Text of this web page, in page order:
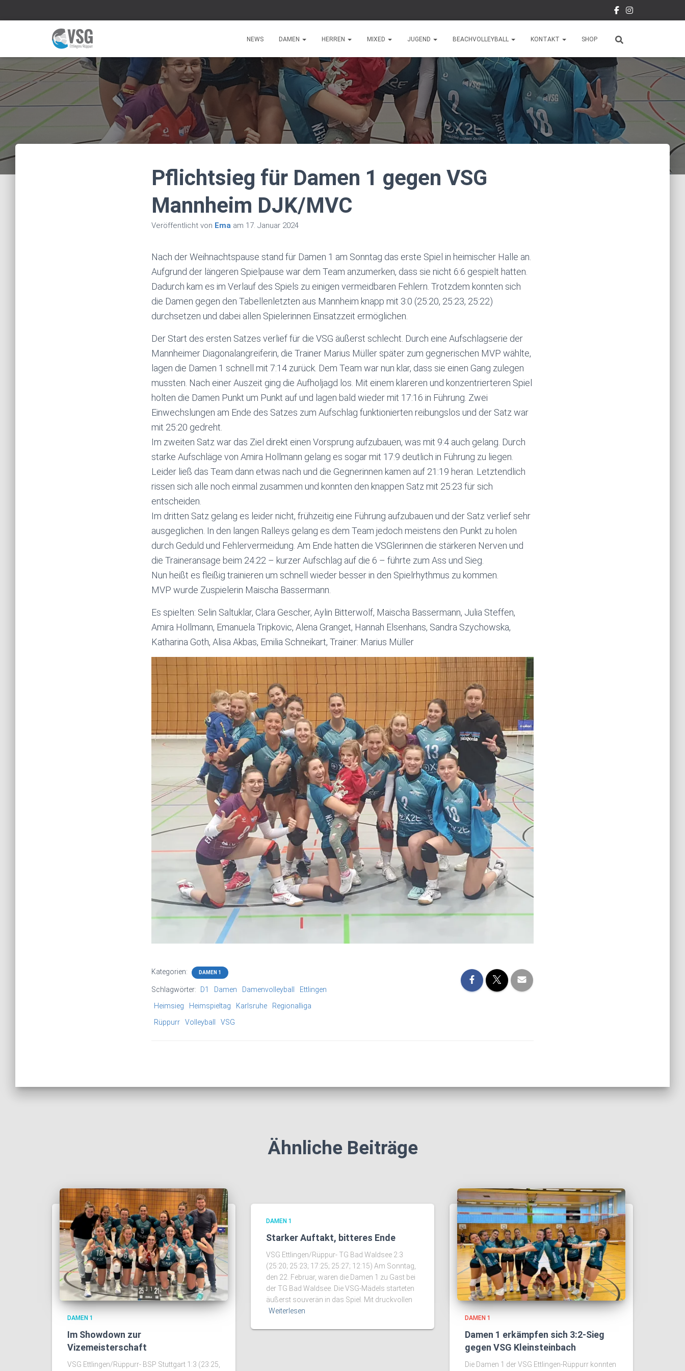
NEWS DAMEN HERREN MIXED JUGEND BEACHVOLLEYBALL KONTAKT SHOP
Pflichtsieg für Damen 1 gegen VSG
Mannheim DJK/MVC
Veröffentlicht von Ema am 17. Januar 2024
Nach der Weihnachtspause stand für Damen 1 am Sonntag das erste Spiel in heimischer Halle an.
Aufgrund der längeren Spielpause war dem Team anzumerken, dass sie nicht 6:6 gespielt hatten.
Dadurch kam es im Verlauf des Spiels zu einigen vermeidbaren Fehlern. Trotzdem konnten sich
die Damen gegen den Tabellenletzten aus Mannheim knapp mit 3:0 (25:20, 25:23, 25:22)
durchsetzen und dabei allen Spielerinnen Einsatzzeit ermöglichen.
Der Start des ersten Satzes verlief für die VSG äußerst schlecht. Durch eine Aufschlagserie der
Mannheimer Diagonalangreiferin, die Trainer Marius Müller später zum gegnerischen MVP wählte,
lagen die Damen 1 schnell mit 7:14 zurück. Dem Team war nun klar, dass sie einen Gang zulegen
mussten. Nach einer Auszeit ging die Aufholjagd los. Mit einem klareren und konzentrierteren Spiel
holten die Damen Punkt um Punkt auf und lagen bald wieder mit 17:16 in Führung. Zwei
Einwechslungen am Ende des Satzes zum Aufschlag funktionierten reibungslos und der Satz war
mit 25:20 gedreht.
Im zweiten Satz war das Ziel direkt einen Vorsprung aufzubauen, was mit 9:4 auch gelang. Durch
starke Aufschläge von Amira Hollmann gelang es sogar mit 17:9 deutlich in Führung zu liegen.
Leider ließ das Team dann etwas nach und die Gegnerinnen kamen auf 21:19 heran. Letztendlich
rissen sich alle noch einmal zusammen und konnten den knappen Satz mit 25:23 für sich
entscheiden.
Im dritten Satz gelang es leider nicht, frühzeitig eine Führung aufzubauen und der Satz verlief sehr
ausgeglichen. In den langen Ralleys gelang es dem Team jedoch meistens den Punkt zu holen
durch Geduld und Fehlervermeidung. Am Ende hatten die VSGlerinnen die stärkeren Nerven und
die Traineransage beim 24:22 – kurzer Aufschlag auf die 6 – führte zum Ass und Sieg.
Nun heißt es fleißig trainieren um schnell wieder besser in den Spielrhythmus zu kommen.
MVP wurde Zuspielerin Maischa Bassermann.
Es spielten: Selin Saltuklar, Clara Gescher, Aylin Bitterwolf, Maischa Bassermann, Julia Steffen,
Amira Hollmann, Emanuela Tripkovic, Alena Granget, Hannah Elsenhans, Sandra Szychowska,
Katharina Goth, Alisa Akbas, Emilia Schneikart, Trainer: Marius Müller
Kategorien: DAMEN 1
Schlagwörter: D1 Damen Damenvolleyball
Ettlingen
Heimsieg
Heimspieltag Karlsruhe
Regionalliga
Rüppurr
Volleyball VSG
Ähnliche Beiträge
DAMEN 1
Im Showdown zur
Vizemeisterschaft
VSG Ettlingen/Rüppurr- BSP Stuttgart 1:3 (23:25,
DAMEN 1
Starker Auftakt, bitteres Ende
VSG Ettlingen/Rüppur- TG Bad Waldsee 2:3
(25:20; 25:23; 17:25; 25:27; 12:15) Am Sonntag,
den 22. Februar, waren die Damen 1 zu Gast bei
der TG Bad Waldsee. Die VSG-Mädels starteten
äußerst souverän in das Spiel. Mit druckvollen
Weiterlesen
DAMEN 1
Damen 1 erkämpfen sich 3:2-Sieg
gegen VSG Kleinsteinbach
Die Damen 1 der VSG Ettlingen-Rüppurr konnten